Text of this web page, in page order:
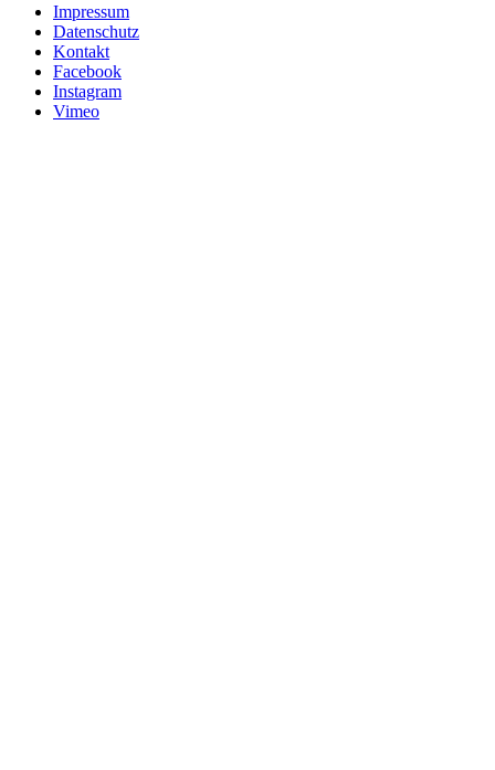
Impressum
Datenschutz
Kontakt
Facebook
Instagram
Vimeo